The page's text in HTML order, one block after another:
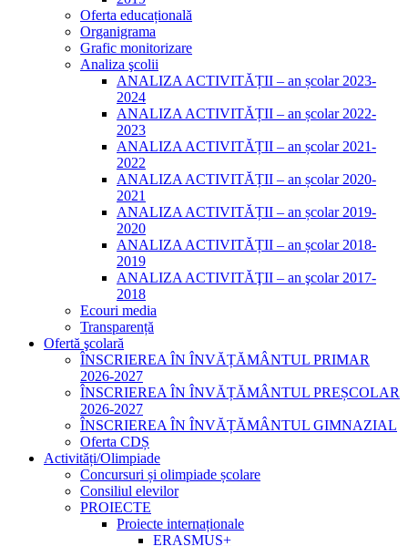
Oferta educațională
Organigrama
Grafic monitorizare
Analiza şcolii
ANALIZA ACTIVITĂȚII – an școlar 2023-
2024
ANALIZA ACTIVITĂȚII – an școlar 2022-
2023
ANALIZA ACTIVITĂȚII – an școlar 2021-
2022
ANALIZA ACTIVITĂȚII – an școlar 2020-
2021
ANALIZA ACTIVITĂȚII – an școlar 2019-
2020
ANALIZA ACTIVITĂȚII – an școlar 2018-
2019
ANALIZA ACTIVITĂŢII – an şcolar 2017-
2018
Ecouri media
Transparență
Ofertă şcolară
ÎNSCRIEREA ÎN ÎNVĂȚĂMÂNTUL PRIMAR
2026-2027
ÎNSCRIEREA ÎN ÎNVĂȚĂMÂNTUL PREȘCOLAR
2026-2027
ÎNSCRIEREA ÎN ÎNVĂȚĂMÂNTUL GIMNAZIAL
Oferta CDȘ
Activități/Olimpiade
Concursuri și olimpiade școlare
Consiliul elevilor
PROIECTE
Proiecte internaționale
ERASMUS+